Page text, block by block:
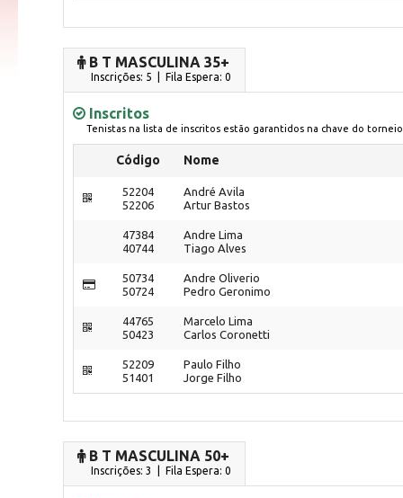
B T MASCULINA 35+
Inscrições: 5 | Fila Espera: 0
Inscritos
Tenistas na lista de inscritos estão garantidos na chave do torneio
Código Nome
52204
52206
André Avila
Artur Bastos
47384
40744
Andre Lima
Tiago Alves
50734
50724
Andre Oliverio
Pedro Geronimo
44765
50423
Marcelo Lima
Carlos Coronetti
52209
51401
Paulo Filho
Jorge Filho
B T MASCULINA 50+
Inscrições: 3 | Fila Espera: 0